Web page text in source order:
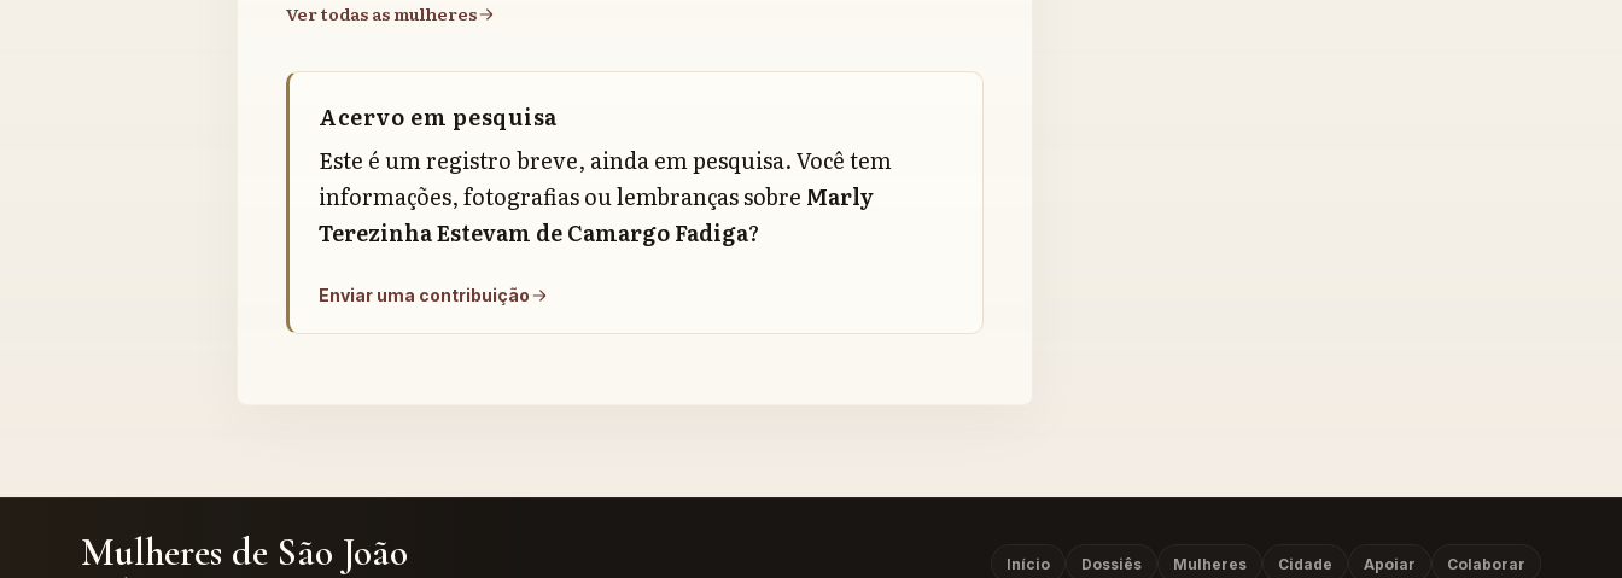
Ver todas as mulheres
Acervo em pesquisa
Este é um registro breve, ainda em pesquisa. Você tem
informações, fotografias ou lembranças sobre Marly
Terezinha Estevam de Camargo Fadiga?
Enviar uma contribuição
Mulheres de São João Início Dossiês Mulheres Cidade Apoiar Colaborar